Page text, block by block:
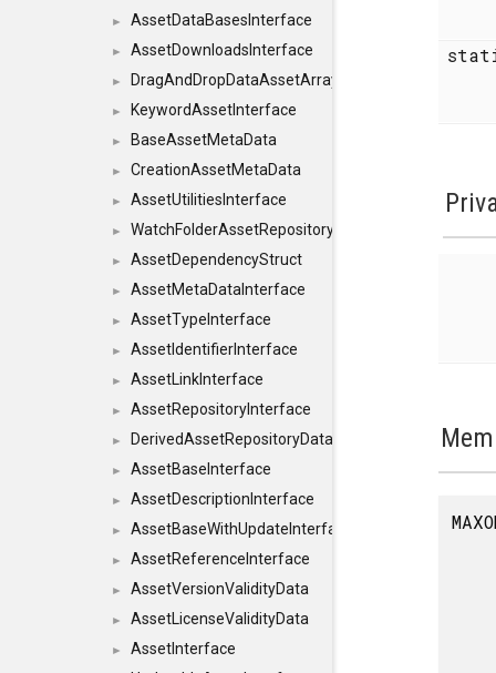
► AssetDataBasesInterface
► AssetDownloadsInterface
► DragAndDropDataAssetArray
► KeywordAssetInterface
► BaseAssetMetaData
► CreationAssetMetaData
► AssetUtilitiesInterface
► WatchFolderAssetRepositoryInterface
► AssetDependencyStruct
► AssetMetaDataInterface
► AssetTypeInterface
► AssetIdentifierInterface
► AssetLinkInterface
► AssetRepositoryInterface
► DerivedAssetRepositoryDataInterface
► AssetBaseInterface
► AssetDescriptionInterface
► AssetBaseWithUpdateInterface
► AssetReferenceInterface
► AssetVersionValidityData
► AssetLicenseValidityData
►
AssetInterface